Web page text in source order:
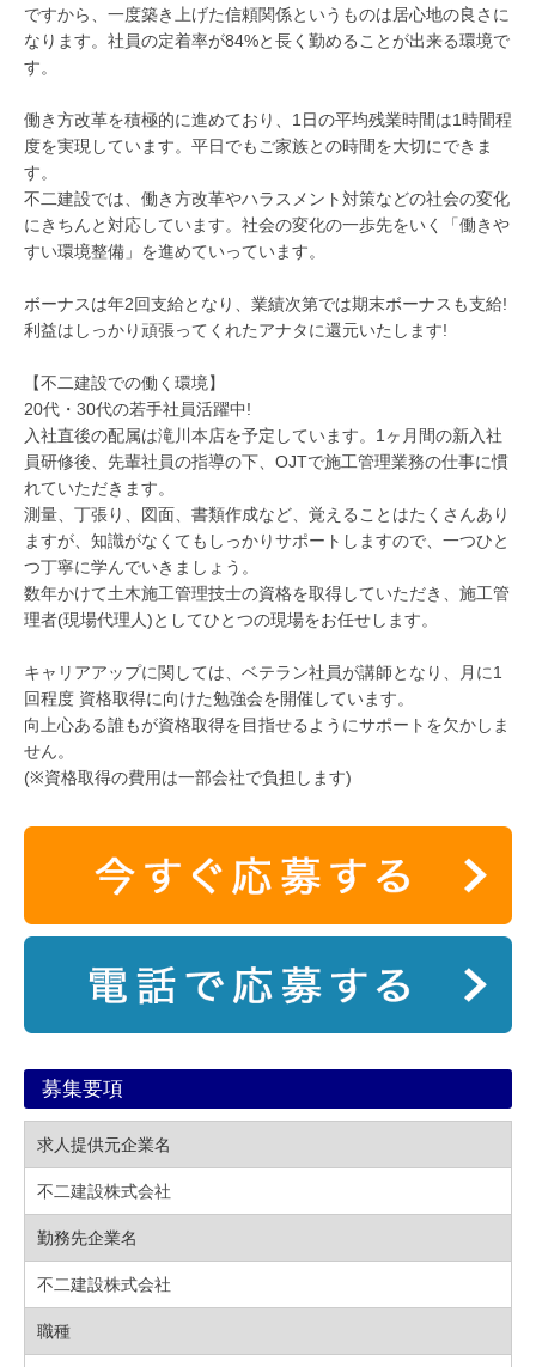
ですから、一度築き上げた信頼関係というものは居心地の良さに
なります。社員の定着率が84%と長く勤めることが出来る環境で
す。
働き方改革を積極的に進めており、1日の平均残業時間は1時間程
度を実現しています。平日でもご家族との時間を大切にできま
す。
不二建設では、働き方改革やハラスメント対策などの社会の変化
にきちんと対応しています。社会の変化の一歩先をいく「働きや
すい環境整備」を進めていっています。
ボーナスは年2回支給となり、業績次第では期末ボーナスも支給!
利益はしっかり頑張ってくれたアナタに還元いたします!
【不二建設での働く環境】
20代・30代の若手社員活躍中!
入社直後の配属は滝川本店を予定しています。1ヶ月間の新入社
員研修後、先輩社員の指導の下、OJTで施工管理業務の仕事に慣
れていただきます。
測量、丁張り、図面、書類作成など、覚えることはたくさんあり
ますが、知識がなくてもしっかりサポートしますので、一つひと
つ丁寧に学んでいきましょう。
数年かけて土木施工管理技士の資格を取得していただき、施工管
理者(現場代理人)としてひとつの現場をお任せします。
キャリアアップに関しては、ベテラン社員が講師となり、月に1
回程度 資格取得に向けた勉強会を開催しています。
向上心ある誰もが資格取得を目指せるようにサポートを欠かしま
せん。
(※資格取得の費用は一部会社で負担します)
募集要項
求人提供元企業名
不二建設株式会社
勤務先企業名
不二建設株式会社
職種